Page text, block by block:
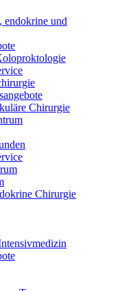
endokrine und
Chirurgie
Chirurgie